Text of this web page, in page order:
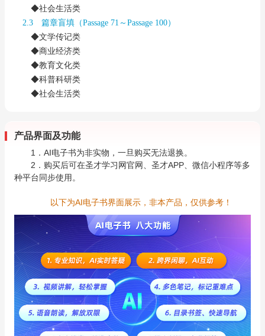
◆社会生活类
2.3 篇章盲填（Passage 71～Passage 100）
◆文学传记类
◆商业经济类
◆教育文化类
◆科普科研类
◆社会生活类
产品界面及功能
1．AI电子书为非实物，一旦购买无法退换。
2．购买后可在圣才学习网官网、圣才APP、微信小程序等多
种平台同步使用。
以下为AI电子书界面展示，非本产品，仅供参考！